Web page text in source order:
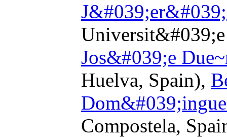
Jos&#039;e
Huelva, Spain),
Compostela,